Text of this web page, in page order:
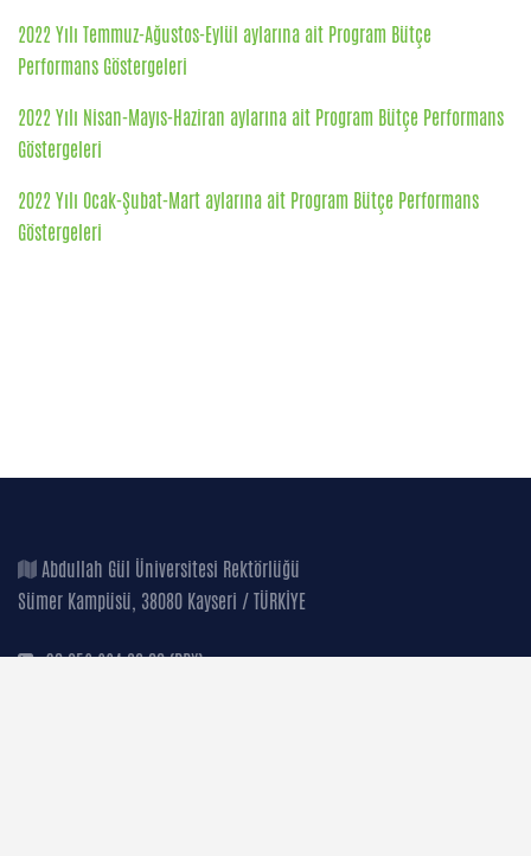
2022 Yılı Temmuz-Ağustos-Eylül aylarına ait Program Bütçe
Performans Göstergeleri
2022 Yılı Nisan-Mayıs-Haziran aylarına ait Program Bütçe Performans
Göstergeleri
2022 Yılı Ocak-Şubat-Mart aylarına ait Program Bütçe Performans
Göstergeleri
Abdullah Gül Üniversitesi Rektörlüğü
Sümer Kampüsü, 38080 Kayseri / TÜRKİYE
+90 352 224 88 00 (PBX)